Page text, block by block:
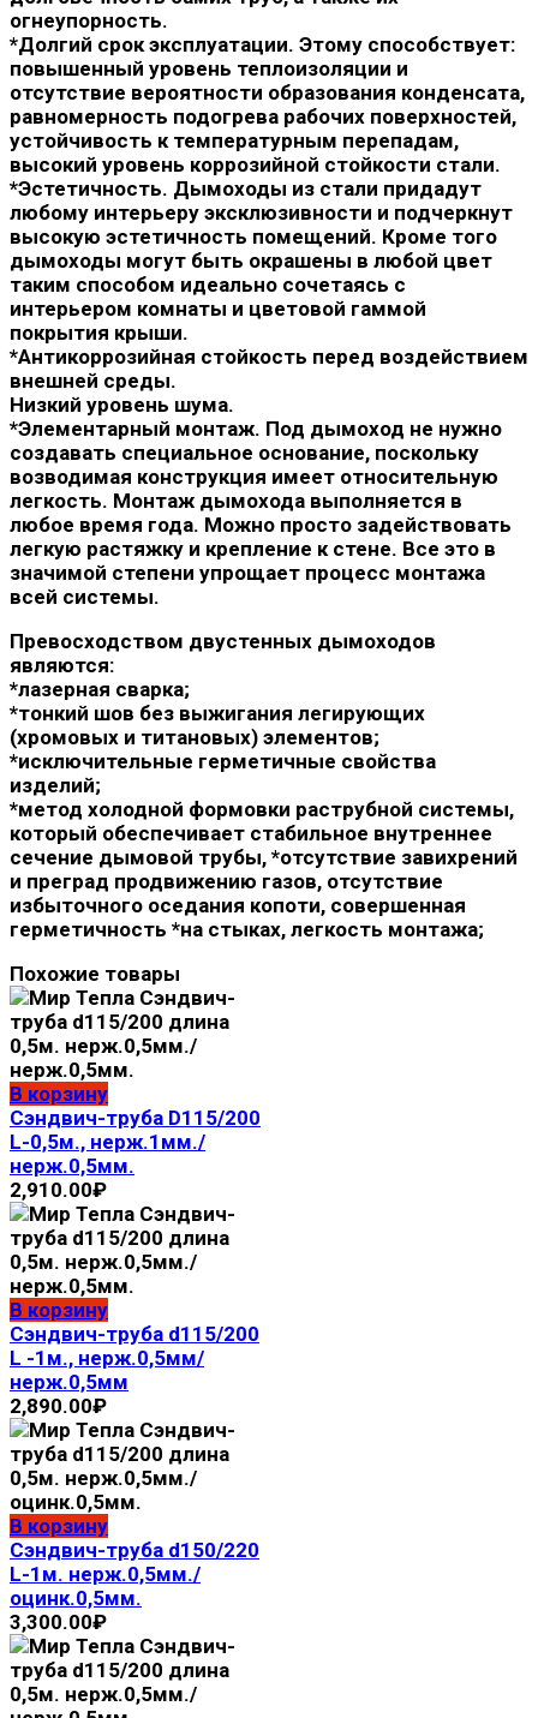
огнеупорность.
*Долгий срок эксплуатации. Этому способствует:
повышенный уровень теплоизоляции и
отсутствие вероятности образования конденсата,
равномерность подогрева рабочих поверхностей,
устойчивость к температурным перепадам,
высокий уровень коррозийной стойкости стали.
*Эстетичность. Дымоходы из стали придадут
любому интерьеру эксклюзивности и подчеркнут
высокую эстетичность помещений. Кроме того
дымоходы могут быть окрашены в любой цвет
таким способом идеально сочетаясь с
интерьером комнаты и цветовой гаммой
покрытия крыши.
*Антикоррозийная стойкость перед воздействием
внешней среды.
Низкий уровень шума.
*Элементарный монтаж. Под дымоход не нужно
создавать специальное основание, поскольку
возводимая конструкция имеет относительную
легкость. Монтаж дымохода выполняется в
любое время года. Можно просто задействовать
легкую растяжку и крепление к стене. Все это в
значимой степени упрощает процесс монтажа
всей системы.
Превосходством двустенных дымоходов
являются:
*лазерная сварка;
*тонкий шов без выжигания легирующих
(хромовых и титановых) элементов;
*исключительные герметичные свойства
изделий;
*метод холодной формовки раструбной системы,
который обеспечивает стабильное внутреннее
сечение дымовой трубы, *отсутствие завихрений
и преград продвижению газов, отсутствие
избыточного оседания копоти, совершенная
герметичность *на стыках, легкость монтажа;
Похожие товары
В корзину
Сэндвич-труба D115/200
L-0,5м., нерж.1мм./
нерж.0,5мм.
2,910.00₽
В корзину
Сэндвич-труба d115/200
L -1м., нерж.0,5мм/
нерж.0,5мм
2,890.00₽
В корзину
Сэндвич-труба d150/220
L-1м. нерж.0,5мм./
оцинк.0,5мм.
3,300.00₽